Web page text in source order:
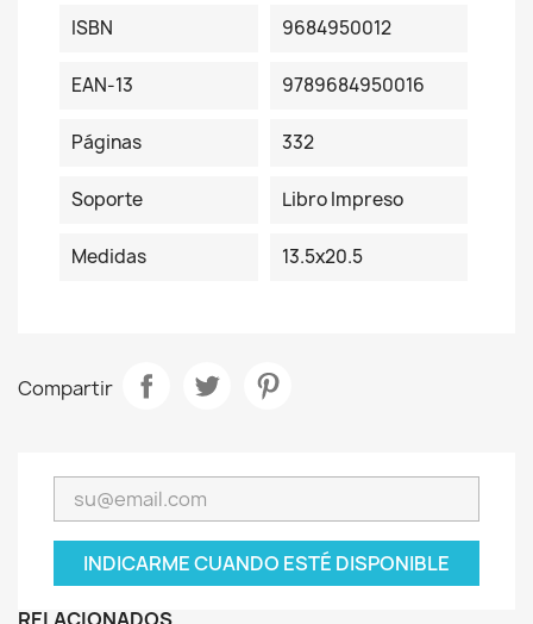
ISBN 9684950012
EAN-13 9789684950016
Páginas 332
Soporte Libro Impreso
Medidas 13.5x20.5
Compartir
INDICARME CUANDO ESTÉ DISPONIBLE